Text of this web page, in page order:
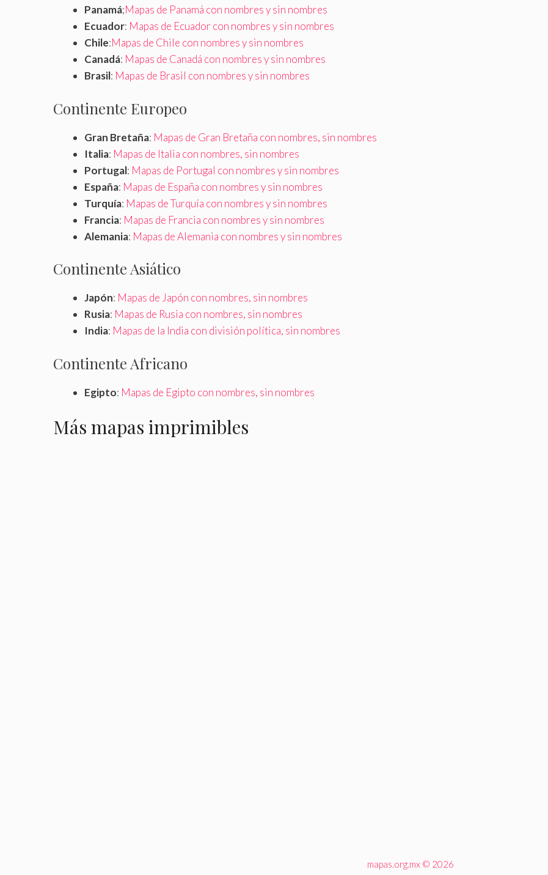
Panamá;Mapas de Panamá con nombres y sin nombres
Ecuador: Mapas de Ecuador con nombres y sin nombres
Chile:Mapas de Chile con nombres y sin nombres
Canadá: Mapas de Canadá con nombres y sin nombres
Brasil: Mapas de Brasil con nombres y sin nombres
Continente Europeo
Gran Bretaña: Mapas de Gran Bretaña con nombres, sin nombres
Italia: Mapas de Italia con nombres, sin nombres
Portugal: Mapas de Portugal con nombres y sin nombres
España: Mapas de España con nombres y sin nombres
Turquía: Mapas de Turquía con nombres y sin nombres
Francia: Mapas de Francia con nombres y sin nombres
Alemania: Mapas de Alemania con nombres y sin nombres
Continente Asiático
Japón: Mapas de Japón con nombres, sin nombres
Rusia: Mapas de Rusia con nombres, sin nombres
India: Mapas de la India con división política, sin nombres
Continente Africano
Egipto: Mapas de Egipto con nombres, sin nombres
Más mapas imprimibles
mapas.org.mx © 2026